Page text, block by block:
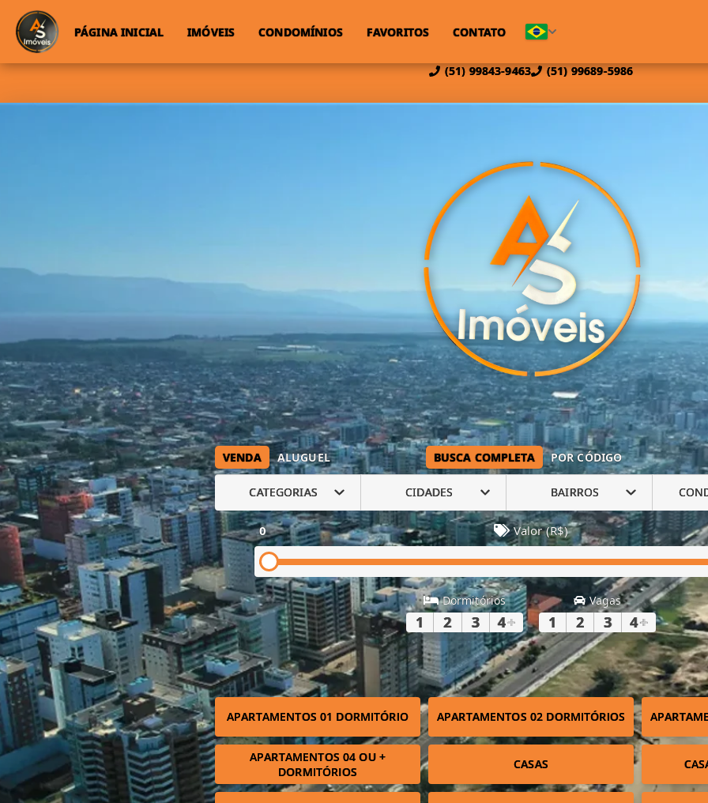
(51) 99843-9463 (51) 99689-5986
PÁGINA INICIAL IMÓVEIS CONDOMÍNIOS FAVORITOS CONTATO
VENDA ALUGUEL BUSCA COMPLETA POR CÓDIGO
CATEGORIAS CIDADES BAIRROS
0 Valor (R$)
Dormitórios
1 2 3 4+
Vagas
1 2 3 4+
APARTAMENTOS 01 DORMITÓRIO APARTAMENTOS 02 DORMITÓRIOS
APARTAMENTOS 04 OU +
DORMITÓRIOS
CASAS